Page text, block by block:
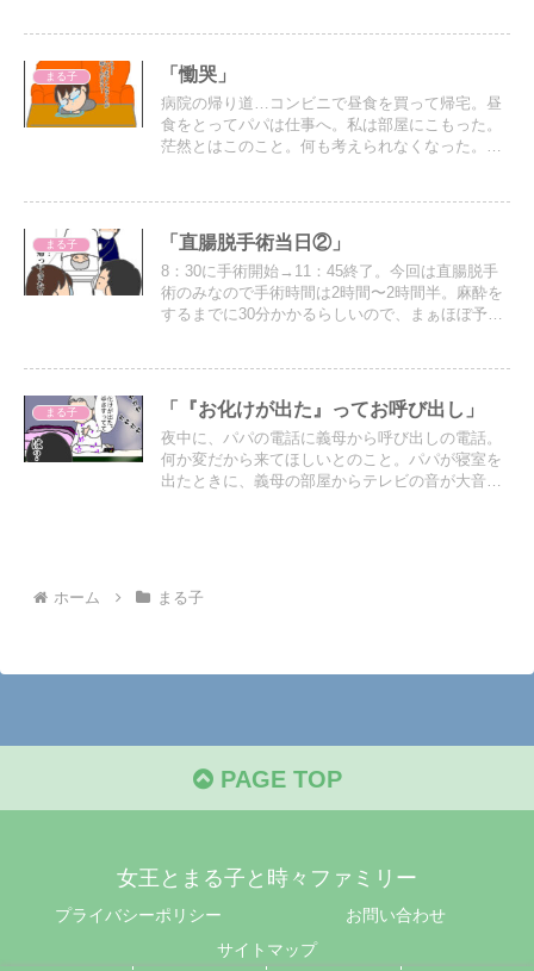
まる子 「慟哭」
病院の帰り道…コンビニで昼食を買って帰宅。昼
食をとってパパは仕事へ。私は部屋にこもった。
茫然とはこのこと。何も考えられなくなった。そ
まる子 「直腸脱手術当日②」
8：30に手術開始→11：45終了。今回は直腸脱手
術のみなので手術時間は2時間〜2時間半。麻酔を
するまでに30分かかるらしいので、まぁほぼ予定
まる子 「『お化けが出た』ってお呼び出し」
夜中に、パパの電話に義母から呼び出しの電話。
何か変だから来てほしいとのこと。パパが寝室を
出たときに、義母の部屋からテレビの音が大音量
ホーム まる子
PAGE TOP
女王とまる子と時々ファミリー
プライバシーポリシー
お問い合わせ
サイトマップ